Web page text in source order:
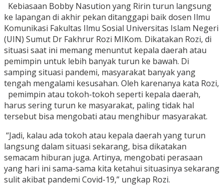
Kebiasaan Bobby Nasution yang Ririn turun langsung
ke lapangan di akhir pekan ditanggapi baik dosen Ilmu
Komunikasi Fakultas Ilmu Sosial Universitas Islam Negeri
(UIN) Sumut Dr Fakhrur Rozi MIKom. Dikatakan Rozi, di
situasi saat ini memang menuntut kepala daerah atau
pemimpin untuk lebih banyak turun ke bawah. Di
samping situasi pandemi, masyarakat banyak yang
tengah mengalami kesusahan. Oleh karenanya kata Rozi,
pemimpin atau tokoh-tokoh seperti kepala daerah,
harus sering turun ke masyarakat, paling tidak hal
tersebut bisa mengobati atau menghibur masyarakat.
“Jadi, kalau ada tokoh atau kepala daerah yang turun
langsung dalam situasi sekarang, bisa dikatakan
semacam hiburan juga. Artinya, mengobati perasaan
yang hari ini sama-sama kita ketahui situasinya sekarang
sulit akibat pandemi Covid-19,” ungkap Rozi.